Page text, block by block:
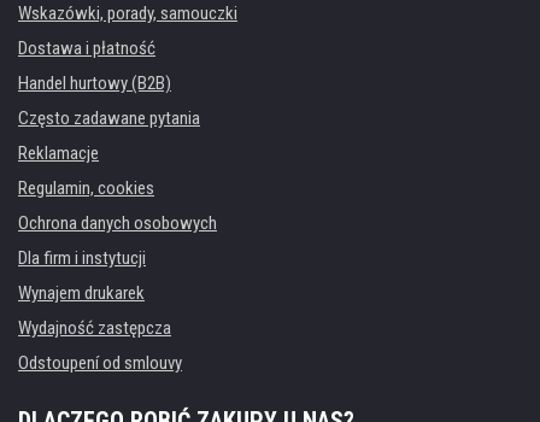
Wskazówki, porady, samouczki
Dostawa i płatność
Handel hurtowy (B2B)
Często zadawane pytania
Reklamacje
Regulamin, cookies
Ochrona danych osobowych
Dla firm i instytucji
Wynajem drukarek
Wydajność zastępcza
Odstoupení od smlouvy